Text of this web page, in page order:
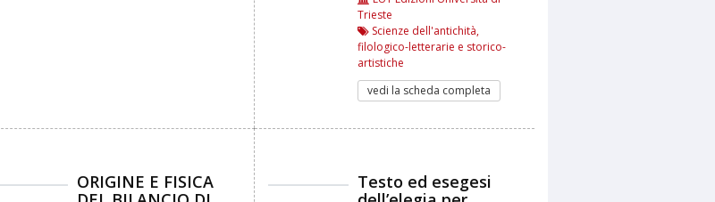
Trieste
Scienze dell'antichità,
filologico-letterarie e storico-
artistiche
vedi la scheda completa
ORIGINE E FISICA
Testo ed esegesi